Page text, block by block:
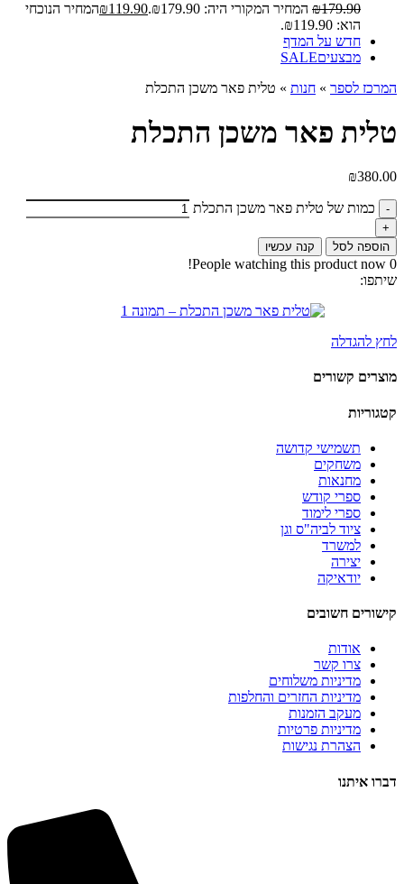
₪179.90 המחיר המקורי היה: ₪179.90. ₪119.90
המחיר הנוכחי
הוא: ₪119.90.
חדש על המדף
מבצעיםSALE
המרכז לספר » חנות » טלית פאר משכן התכלת
טלית פאר משכן התכלת
₪380.00
כמות של טלית פאר משכן התכלת
הוספה לסל קנה עכשיו
0
People watching this product now!
שיתפו:
לחץ להגדלה
מוצרים קשורים
קטגוריות
תשמישי קדושה
משחקים
מחנאות
ספרי קודש
ספרי לימוד
ציוד לביה"ס וגן
למשרד
יצירה
יודאיקה
קישורים חשובים
אודות
צרו קשר
מדיניות משלוחים
מדיניות החזרים והחלפות
מעקב הזמנות
מדיניות פרטיות
הצהרת נגישות
דברו איתנו